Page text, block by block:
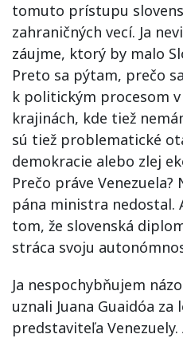
tomuto prístupu
zahraničných vecí. Ja
záujme, ktorý by malo
Preto sa pýtam, prečo
k politickým procesom
krajinách, kde tiež
sú tiež problematické
demokracie alebo zlej
Prečo práve
pána ministra nedostal.
tom, že slovenská
stráca svoju
Ja nespochybňujem
uznali Juana Guaidóa
predstaviteľa